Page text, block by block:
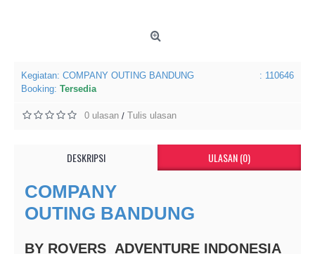
: 110646
Kegiatan: COMPANY OUTING BANDUNG
Booking: Tersedia
0 ulasan / Tulis ulasan
DESKRIPSI ULASAN (0)
COMPANY
OUTING BANDUNG
BY ROVERS ADVENTURE INDONESIA